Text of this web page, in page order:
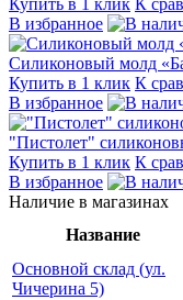
В избранное
Силиконовый молд
Купить в 1 клик К
В избранное
"Пистолет"
Купить в 1 клик К
В избранное
Наличие в магазинах
Название
Основной склад (ул.
Чичерина 5)